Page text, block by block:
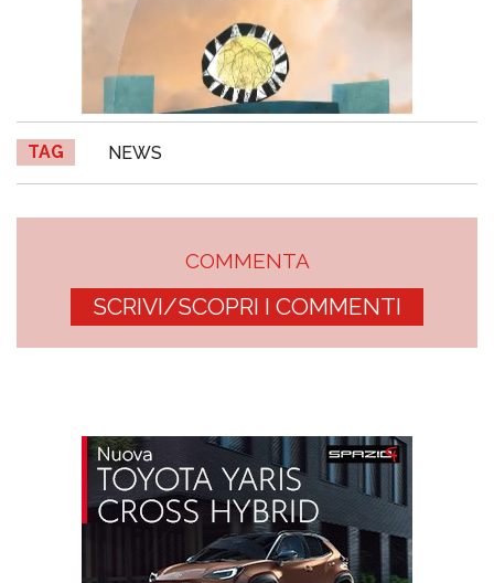
TAG NEWS
COMMENTA
SCRIVI/SCOPRI I COMMENTI